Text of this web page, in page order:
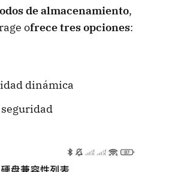
de almacenamiento,
ofrece tres opciones:
dinámica